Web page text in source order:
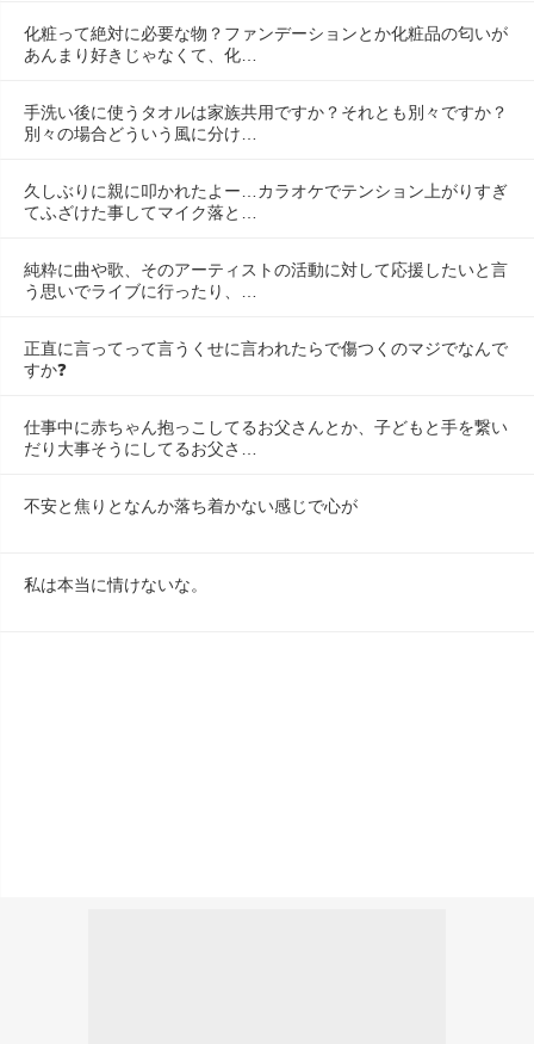
化粧って絶対に必要な物？ファンデーションとか化粧品の匂いが
あんまり好きじゃなくて、化…
手洗い後に使うタオルは家族共用ですか？それとも別々ですか？
別々の場合どういう風に分け…
久しぶりに親に叩かれたよー…カラオケでテンション上がりすぎ
てふざけた事してマイク落と…
純粋に曲や歌、そのアーティストの活動に対して応援したいと言
う思いでライブに行ったり、…
正直に言ってって言うくせに言われたらで傷つくのマジでなんで
すか❓
仕事中に赤ちゃん抱っこしてるお父さんとか、子どもと手を繋い
だり大事そうにしてるお父さ…
不安と焦りとなんか落ち着かない感じで心が
私は本当に情けないな。